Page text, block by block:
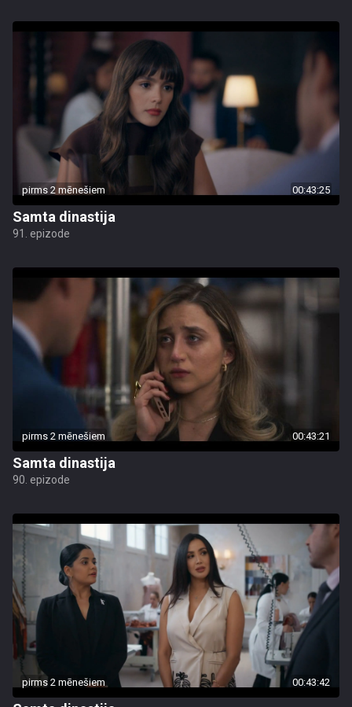
pirms 2 mēnešiem 00:43:25
Samta dinastija
91. epizode
pirms 2 mēnešiem 00:43:21
Samta dinastija
90. epizode
pirms 2 mēnešiem 00:43:42